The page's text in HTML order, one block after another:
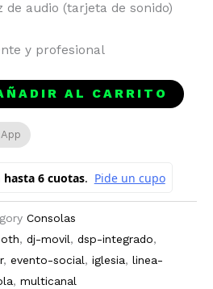
audio (tarjeta de sonido)
y profesional
AL CARRITO
Consolas
, dj-movil, dsp-integrado,
, evento-social, iglesia, linea-
, multicanal